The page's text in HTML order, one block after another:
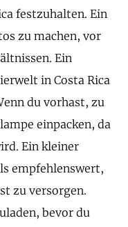
festzuhalten. Ein
zu machen, vor
Ein
in Costa Rica
du vorhast, zu
einpacken, da
Ein kleiner
empfehlenswert,
zu versorgen.
bevor du